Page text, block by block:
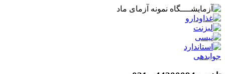
پرش
به
محتوا
جوابدهی